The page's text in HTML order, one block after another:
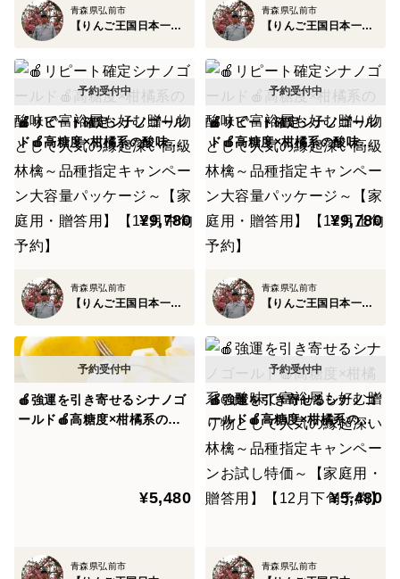
もの伝統を誇る秘伝農法を受け継いできています。
林檎の絶対的な美味しさを大きく左右する"糖度はもち
ろん蜜の入り"は【土壌作り、樹作り】が何よりも重
事実、同じ地域、同じ環境、同じ品種を作ったとして
も、この土壌作りと樹作りの技術によって似て非なる林
檎が出来上がっていきます。
けでなく、母なる大地からの恵みの影響を大きく受ける
から。
門外不出の極秘ノウハウだからこそ、ここでは多くは語
れませんが職人の腕の差が大きく出てきてしまう土壌作
りと樹作りには一段とこだわり、明治から100年以上受
け継いで来た職人の叡智を全て注ぎ込んでいます。
だからこそ、陸奥の国弘前ブランド林檎は"平均糖度が
13度前後"となる一般的なりんごとは比べ物にならない
青森県弘前市
【りんご王国日本一】百年樹齢弘前ブランド
青森県弘前市
【りんご王国日本一】百年樹齢弘前ブランド
🍎リピート確定シナノゴール
ド🍎高糖度×柑橘系の酸味で
富裕層も好む贈り物として人
気の縁起深い高級林檎～品種
指定キャンペーン大容量パッ
ケージ～【家庭用・贈答用】
【12月中旬予約】
¥9,780
青森県弘前市
【りんご王国日本一】百年樹齢弘前ブランド
🍎リピート確定シナノゴール
ド🍎高糖度×柑橘系の酸味で
富裕層も好む贈り物として人
気の縁起深い高級林檎～品種
指定キャンペーン大容量パッ
ケージ～【家庭用・贈答用】
【12月上旬予約】
¥9,780
青森県弘前市
【りんご王国日本一】百年樹齢弘前ブランド
🍎強運を引き寄せるシナノゴ
ールド🍎高糖度×柑橘系の酸
～🍎冬ギフト🍎【家庭用・贈
¥5,480
青森県弘前市
🍎強運を引き寄せるシナノゴ
ールド🍎高糖度×柑橘系の酸
味で富裕層も好む贈り物とし
て人気の縁起深い林檎～品種
指定キャンペーンお試し特価
～【家庭用・贈答用】【12月
¥5,480
青森県弘前市